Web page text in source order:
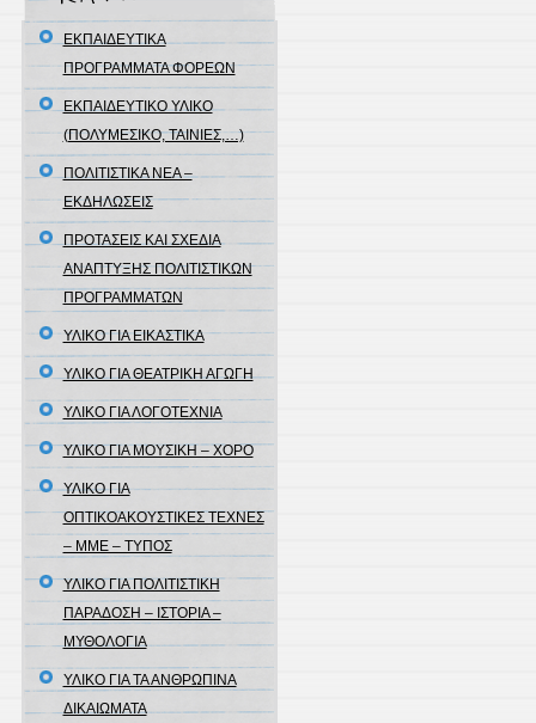
ΕΚΠΑΙΔΕΥΤΙΚΑ
ΠΡΟΓΡΑΜΜΑΤΑ ΦΟΡΕΩΝ
ΕΚΠΑΙΔΕΥΤΙΚΟ ΥΛΙΚΟ
(ΠΟΛΥΜΕΣΙΚΟ, ΤΑΙΝΙΕΣ,…)
ΠΟΛΙΤΙΣΤΙΚΑ ΝΕΑ –
ΕΚΔΗΛΩΣΕΙΣ
ΠΡΟΤΑΣΕΙΣ ΚΑΙ ΣΧΕΔΙΑ
ΑΝΑΠΤΥΞΗΣ ΠΟΛΙΤΙΣΤΙΚΩΝ
ΠΡΟΓΡΑΜΜΑΤΩΝ
ΥΛΙΚΟ ΓΙΑ ΕΙΚΑΣΤΙΚΑ
ΥΛΙΚΟ ΓΙΑ ΘΕΑΤΡΙΚΗ ΑΓΩΓΗ
ΥΛΙΚΟ ΓΙΑ ΛΟΓΟΤΕΧΝΙΑ
ΥΛΙΚΟ ΓΙΑ ΜΟΥΣΙΚΗ – ΧΟΡΟ
ΥΛΙΚΟ ΓΙΑ
ΟΠΤΙΚΟΑΚΟΥΣΤΙΚΕΣ ΤΕΧΝΕΣ
– ΜΜΕ – ΤΥΠΟΣ
ΥΛΙΚΟ ΓΙΑ ΠΟΛΙΤΙΣΤΙΚΗ
ΠΑΡΑΔΟΣΗ – ΙΣΤΟΡΙΑ –
ΜΥΘΟΛΟΓΙΑ
ΥΛΙΚΟ ΓΙΑ ΤΑ ΑΝΘΡΩΠΙΝΑ
ΔΙΚΑΙΩΜΑΤΑ